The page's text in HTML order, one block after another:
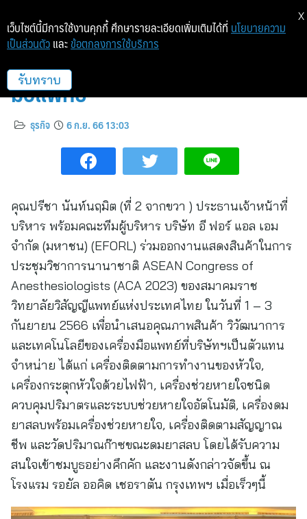
EFORL ออกบูธโชว์ศักยภาพเครื่อง
มือแพทย์
ธุรกิจ 6 ก.ย. 66 13:03
คุณปรีชา นันท์นฤมิต (ที่ 2 จากขวา ) ประธานเจ้าหน้าที่
บริหาร พร้อมคณะทีมผู้บริหาร บริษัท อี ฟอร์ แอล เอม
จำกัด (มหาชน) (EFORL) ร่วมออกงานแสดงสินค้าในการ
ประชุมวิชาการนานาชาติ ASEAN Congress of
Anesthesiologists (ACA 2023) ของสมาคมราช
วิทยาลัยวิสัญญีแพทย์แห่งประเทศไทย ในวันที่ 1 – 3
กันยายน 2566 เพื่อนำเสนอคุณภาพสินค้า วิวัฒนาการ
และเทคโนโลยีของเครื่องมือแพทย์ที่บริษัทฯเป็นตัวแทน
จำหน่าย ได้แก่ เครื่องติดตามการทำงานของหัวใจ,
เครื่องกระตุกหัวใจด้วยไฟฟ้า, เครื่องช่วยหายใจชนิด
ควบคุมปริมาตรและระบบช่วยหายใจอัตโนมัติ, เครื่องดม
ยาสลบพร้อมเครื่องช่วยหายใจ, เครื่องติดตามสัญญาณ
ชีพ และวัดปริมาณก๊าซขณะดมยาสลบ โดยได้รับความ
สนใจเข้าชมบูธอย่างคึกคัก และงานดังกล่าวจัดขึ้น ณ
โรงแรม รอยัล ออคิด เชอราตัน กรุงเทพฯ เมื่อเร็วๆนี้
เว็บไซต์นี้มีการใช้งานคุกกี้ ศึกษารายละเอียดเพิ่มเติมได้ที่ นโยบายความ
เป็นส่วนตัว และ ข้อตกลงการใช้บริการ
รับทราบ
X